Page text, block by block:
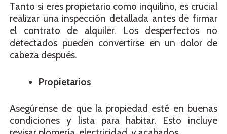
Tanto si eres propietario como inquilino, es crucial
realizar una inspección detallada antes de firmar
el contrato de alquiler. Los desperfectos no
detectados pueden convertirse en un dolor de
cabeza después.
Propietarios
Asegúrense de que la propiedad esté en buenas
condiciones y lista para habitar. Esto incluye